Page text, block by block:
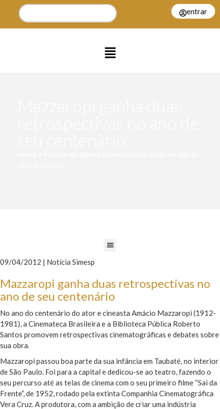
entrar
09/04/2012 | Notícia Simesp
Mazzaropi ganha duas retrospectivas no
ano de seu centenário
No ano do centenário do ator e cineasta Amácio Mazzaropi (1912-
1981), a Cinemateca Brasileira e a Biblioteca Pública Roberto
Santos promovem retrospectivas cinematográficas e debates sobre
sua obra.
Mazzaropi passou boa parte da sua infância em Taubaté, no interior
de São Paulo. Foi para a capital e dedicou-se ao teatro, fazendo o
seu percurso até as telas de cinema com o seu primeiro filme “Sai da
Frente”, de 1952, rodado pela extinta Companhia Cinematográfica
Vera Cruz. A produtora, com a ambição de criar uma indústria